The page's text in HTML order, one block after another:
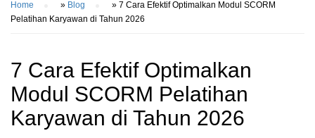
Home » Blog » 7 Cara Efektif Optimalkan Modul SCORM
Pelatihan Karyawan di Tahun 2026
7 Cara Efektif Optimalkan
Modul SCORM Pelatihan
Karyawan di Tahun 2026